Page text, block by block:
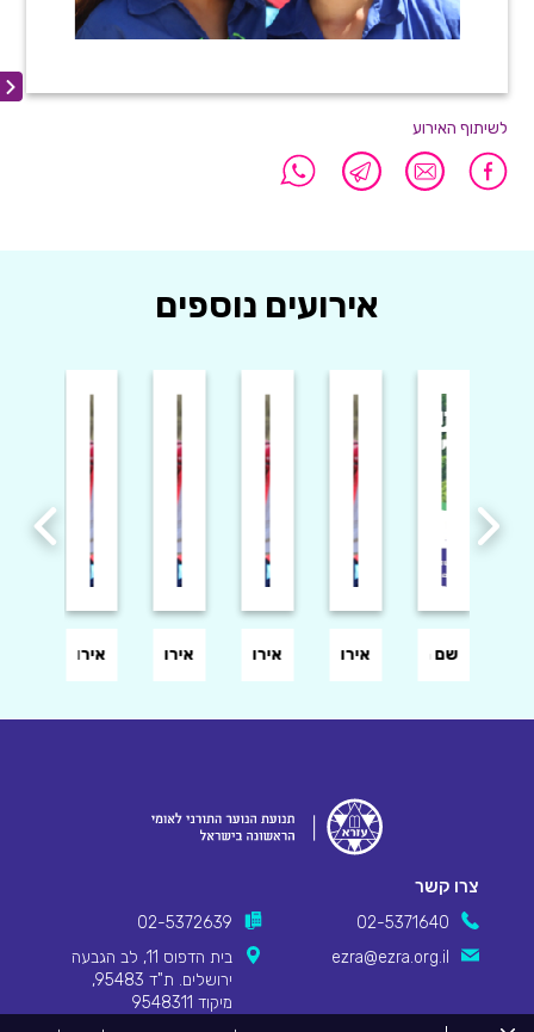
לשיתוף האירוע
אירועים נוספים
שם האירוע אירוע דוגמא 4 אירוע דוגמא3 אירוע דוגמא2 אירוע דוגמא
צרו קשר
02-5371640
02-5372639
ezra@ezra.org.il
בית הדפוס 11, לב הגבעה
ירושלים. ת"ד 95483,
מיקוד 9548311